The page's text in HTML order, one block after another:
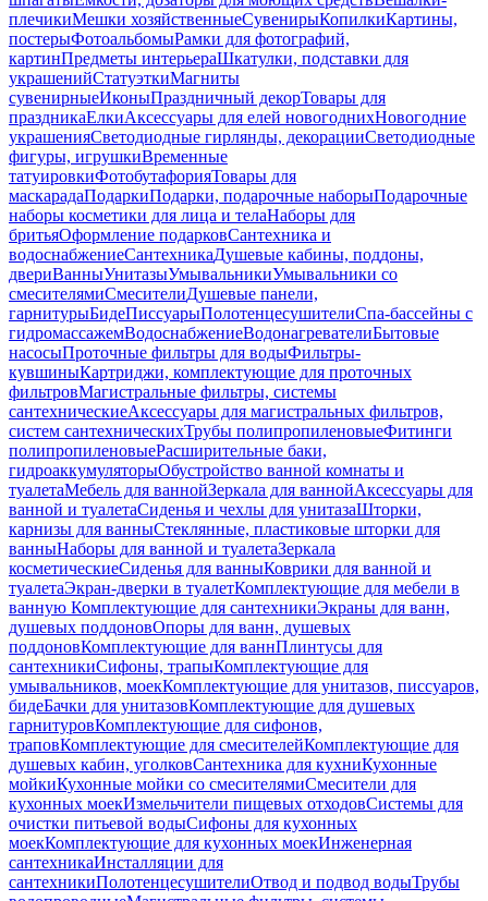
плечикиМешки хозяйственныеСувенирыКопилкиКартины,
постерыФотоальбомыРамки для фотографий,
картинПредметы интерьераШкатулки, подставки для
украшенийСтатуэткиМагниты
сувенирныеИконыПраздничный декорТовары для
праздникаЕлкиАксессуары для елей новогоднихНовогодние
украшенияСветодиодные гирлянды, декорацииСветодиодные
фигуры, игрушкиВременные
татуировкиФотобутафорияТовары для
маскарадаПодаркиПодарки, подарочные наборыПодарочные
наборы косметики для лица и телаНаборы для
бритьяОформление подарковСантехника и
водоснабжениеСантехникаДушевые кабины, поддоны,
двериВанныУнитазыУмывальникиУмывальники со
смесителямиСмесителиДушевые панели,
гарнитурыБидеПиссуарыПолотенцесушителиСпа-бассейны с
гидромассажемВодоснабжениеВодонагревателиБытовые
насосыПроточные фильтры для водыФильтры-
кувшиныКартриджи, комплектующие для проточных
фильтровМагистральные фильтры, системы
сантехническиеАксессуары для магистральных фильтров,
систем сантехническихТрубы полипропиленовыеФитинги
полипропиленовыеРасширительные баки,
гидроаккумуляторыОбустройство ванной комнаты и
туалетаМебель для ваннойЗеркала для ваннойАксессуары для
ванной и туалетаСиденья и чехлы для унитазаШторки,
карнизы для ванныСтеклянные, пластиковые шторки для
ванныНаборы для ванной и туалетаЗеркала
косметическиеСиденья для ванныКоврики для ванной и
туалетаЭкран-дверки в туалетКомплектующие для мебели в
ванную Комплектующие для сантехникиЭкраны для ванн,
душевых поддоновОпоры для ванн, душевых
поддоновКомплектующие для ваннПлинтусы для
сантехникиСифоны, трапыКомплектующие для
умывальников, моекКомплектующие для унитазов, писсуаров,
бидеБачки для унитазовКомплектующие для душевых
гарнитуровКомплектующие для сифонов,
траповКомплектующие для смесителейКомплектующие для
душевых кабин, уголковСантехника для кухниКухонные
мойкиКухонные мойки со смесителямиСмесители для
кухонных моекИзмельчители пищевых отходовСистемы для
очистки питьевой водыСифоны для кухонных
моекКомплектующие для кухонных моекИнженерная
сантехникаИнсталляции для
сантехникиПолотенцесушителиОтвод и подвод водыТрубы